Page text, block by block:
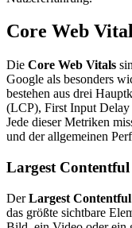
Core Web
Die Core Web Vitals
Google als besonders
bestehen aus drei
(LCP), First Input
Jede dieser Metriken
und der allgemeinen
Largest
DerLargest
das größte sichtbare